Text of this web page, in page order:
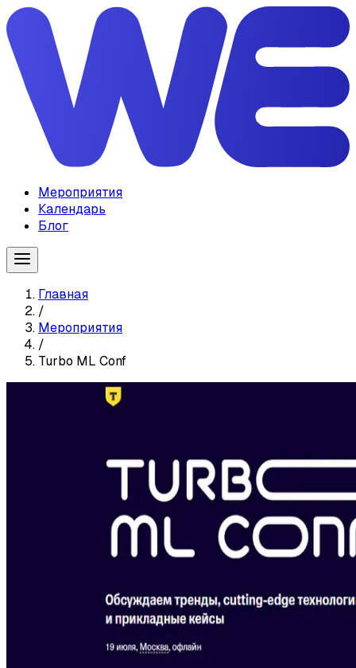
Мероприятия
Календарь
Блог
Главная
/
Мероприятия
/
Turbo ML Conf